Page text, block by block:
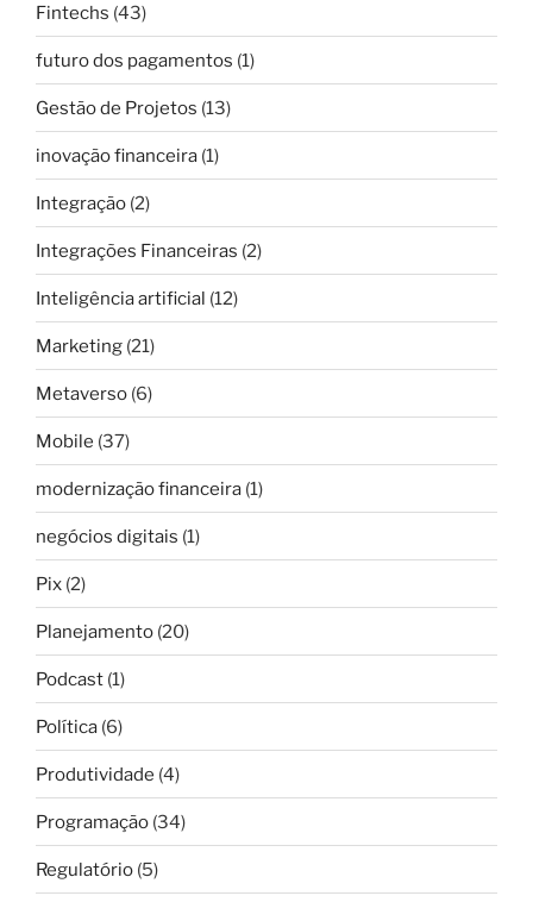
Fintechs (43)
futuro dos pagamentos (1)
Gestão de Projetos (13)
inovação financeira (1)
Integração (2)
Integrações Financeiras (2)
Inteligência artificial (12)
Marketing (21)
Metaverso (6)
Mobile (37)
modernização financeira (1)
negócios digitais (1)
Pix (2)
Planejamento (20)
Podcast (1)
Política (6)
Produtividade (4)
Programação (34)
Regulatório (5)